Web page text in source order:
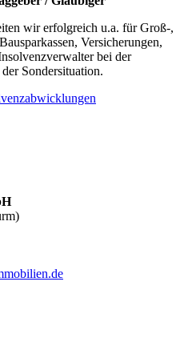
wir erfolgreich u.a. für Groß-,
Versicherungen,
bei der
Sondersituation.